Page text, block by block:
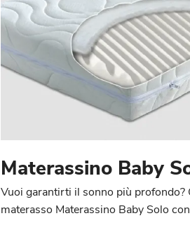
Materassino Baby
Vuoi garantirti il sonno più
materasso Materassino Baby Solo